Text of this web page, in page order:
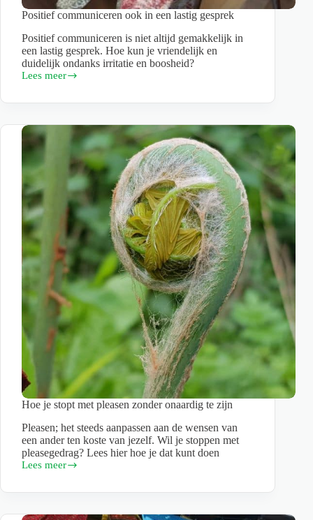
Positief communiceren ook in een lastig gesprek
Positief communiceren is niet altijd gemakkelijk in
een lastig gesprek. Hoe kun je vriendelijk en
duidelijk ondanks irritatie en boosheid?
Lees meer
Positief
ook
een
lastig
gesprek
Hoe je stopt met pleasen zonder onaardig te zijn
Pleasen; het steeds aanpassen aan de wensen van
een ander ten koste van jezelf. Wil je stoppen met
pleasegedrag? Lees hier hoe je dat kunt doen
Lees meer
Hoe
stopt
pleasen